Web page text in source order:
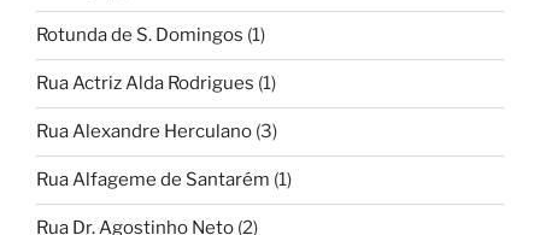
Rotunda de S. Domingos (1)
Rua Actriz Alda Rodrigues (1)
Rua Alexandre Herculano (3)
Rua Alfageme de Santarém (1)
Rua Dr. Agostinho Neto (2)